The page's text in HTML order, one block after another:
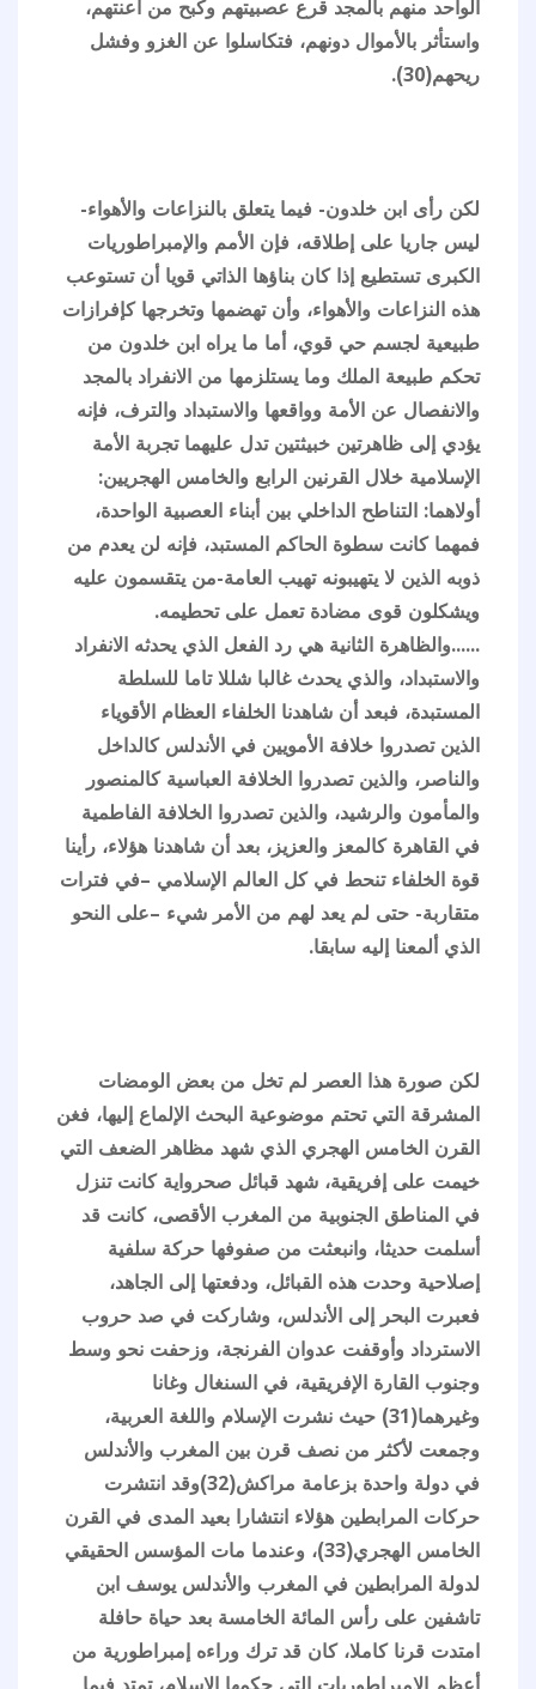
الواحد منهم بالمجد قرع عصبيتهم وكبح من أعنتهم،
واستأثر بالأموال دونهم، فتكاسلوا عن الغزو وفشل
ريحهم(30).
لكن رأى ابن خلدون- فيما يتعلق بالنزاعات والأهواء-
ليس جاريا على إطلاقه، فإن الأمم والإمبراطوريات
الكبرى تستطيع إذا كان بناؤها الذاتي قويا أن تستوعب
هذه النزاعات والأهواء، وأن تهضمها وتخرجها كإفرازات
طبيعية لجسم حي قوي، أما ما يراه ابن خلدون من
تحكم طبيعة الملك وما يستلزمها من الانفراد بالمجد
والانفصال عن الأمة وواقعها والاستبداد والترف، فإنه
يؤدي إلى ظاهرتين خبيثتين تدل عليهما تجربة الأمة
الإسلامية خلال القرنين الرابع والخامس الهجريين:
أولاهما: التناطح الداخلي بين أبناء العصبية الواحدة،
فمهما كانت سطوة الحاكم المستبد، فإنه لن يعدم من
ذوبه الذين لا يتهيبونه تهيب العامة-من يتقسمون عليه
ويشكلون قوى مضادة تعمل على تحطيمه.
......والظاهرة الثانية هي رد الفعل الذي يحدثه الانفراد
والاستبداد، والذي يحدث غالبا شللا تاما للسلطة
المستبدة، فبعد أن شاهدنا الخلفاء العظام الأقوياء
الذين تصدروا خلافة الأمويين في الأندلس كالداخل
والناصر، والذين تصدروا الخلافة العباسية كالمنصور
والمأمون والرشيد، والذين تصدروا الخلافة الفاطمية
في القاهرة كالمعز والعزيز، بعد أن شاهدنا هؤلاء، رأينا
قوة الخلفاء تنحط في كل العالم الإسلامي –في فترات
متقاربة- حتى لم يعد لهم من الأمر شيء –على النحو
الذي ألمعنا إليه سابقا.
لكن صورة هذا العصر لم تخل من بعض الومضات
المشرقة التي تحتم موضوعية البحث الإلماع إليها، فغن
القرن الخامس الهجري الذي شهد مظاهر الضعف التي
خيمت على إفريقية، شهد قبائل صحرواية كانت تنزل
في المناطق الجنوبية من المغرب الأقصى، كانت قد
أسلمت حديثا، وانبعثت من صفوفها حركة سلفية
إصلاحية وحدت هذه القبائل، ودفعتها إلى الجاهد،
فعبرت البحر إلى الأندلس، وشاركت في صد حروب
الاسترداد وأوقفت عدوان الفرنجة، وزحفت نحو وسط
وجنوب القارة الإفريقية، في السنغال وغانا
وغيرهما(31) حيث نشرت الإسلام واللغة العربية،
وجمعت لأكثر من نصف قرن بين المغرب والأندلس
في دولة واحدة بزعامة مراكش(32)وقد انتشرت
حركات المرابطين هؤلاء انتشارا بعيد المدى في القرن
الخامس الهجري(33)، وعندما مات المؤسس الحقيقي
لدولة المرابطين في المغرب والأندلس يوسف ابن
تاشفين على رأس المائة الخامسة بعد حياة حافلة
امتدت قرنا كاملا، كان قد ترك وراءه إمبراطورية من